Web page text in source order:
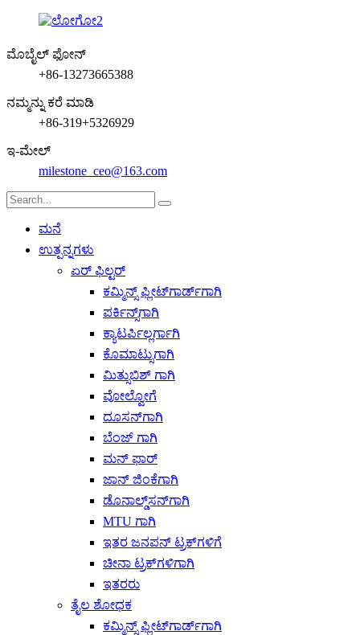
ಮೊಬೈಲ್ ಫೋನ್
+86-13273665388
ನಮ್ಮನ್ನು ಕರೆ ಮಾಡಿ
+86-319+5326929
ಇ-ಮೇಲ್
milestone_ceo@163.com
ಮನೆ
ಉತ್ಪನ್ನಗಳು
ಏರ್ ಫಿಲ್ಟರ್
ಕಮ್ಮಿನ್ಸ್ ಫ್ಲೀಟ್‌ಗಾರ್ಡ್‌ಗಾಗಿ
ಪರ್ಕಿನ್ಸ್‌ಗಾಗಿ
ಕ್ಯಾಟರ್ಪಿಲ್ಲರ್ಗಾಗಿ
ಕೊಮಾಟ್ಸುಗಾಗಿ
ಮಿತ್ಸುಬಿಶ್ ಗಾಗಿ
ವೋಲ್ವೋಗೆ
ದೂಸನ್‌ಗಾಗಿ
ಬೆಂಜ್ ಗಾಗಿ
ಮನ್ ಫಾರ್
ಜಾನ್ ಜಿಂಕೆಗಾಗಿ
ಡೊನಾಲ್ಡ್‌ಸನ್‌ಗಾಗಿ
MTU ಗಾಗಿ
ಇತರ ಜನಪನ್ ಟ್ರಕ್‌ಗಳಿಗೆ
ಚೀನಾ ಟ್ರಕ್‌ಗಳಿಗಾಗಿ
ಇತರರು
ತೈಲ ಶೋಧಕ
ಕಮ್ಮಿನ್ಸ್ ಫ್ಲೀಟ್‌ಗಾರ್ಡ್‌ಗಾಗಿ